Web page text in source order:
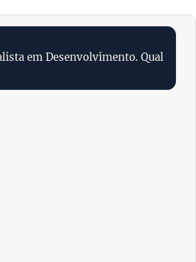
em Desenvolvimento. Qual